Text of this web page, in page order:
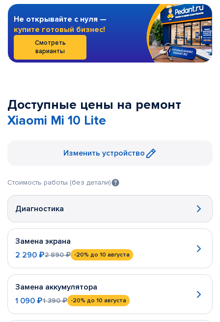
Не открывайте с нуля —
купите готовый бизнес!
Смотреть
варианты
Доступные цены на ремонт
Xiaomi Mi 10 Lite
Изменить устройство
Стоимость работы (без детали)
Диагностика
Замена экрана
2 290 ₽2 890 ₽ -20% до 10 августа
Замена аккумулятора
1 090 ₽1 390 ₽ -20% до 10 августа